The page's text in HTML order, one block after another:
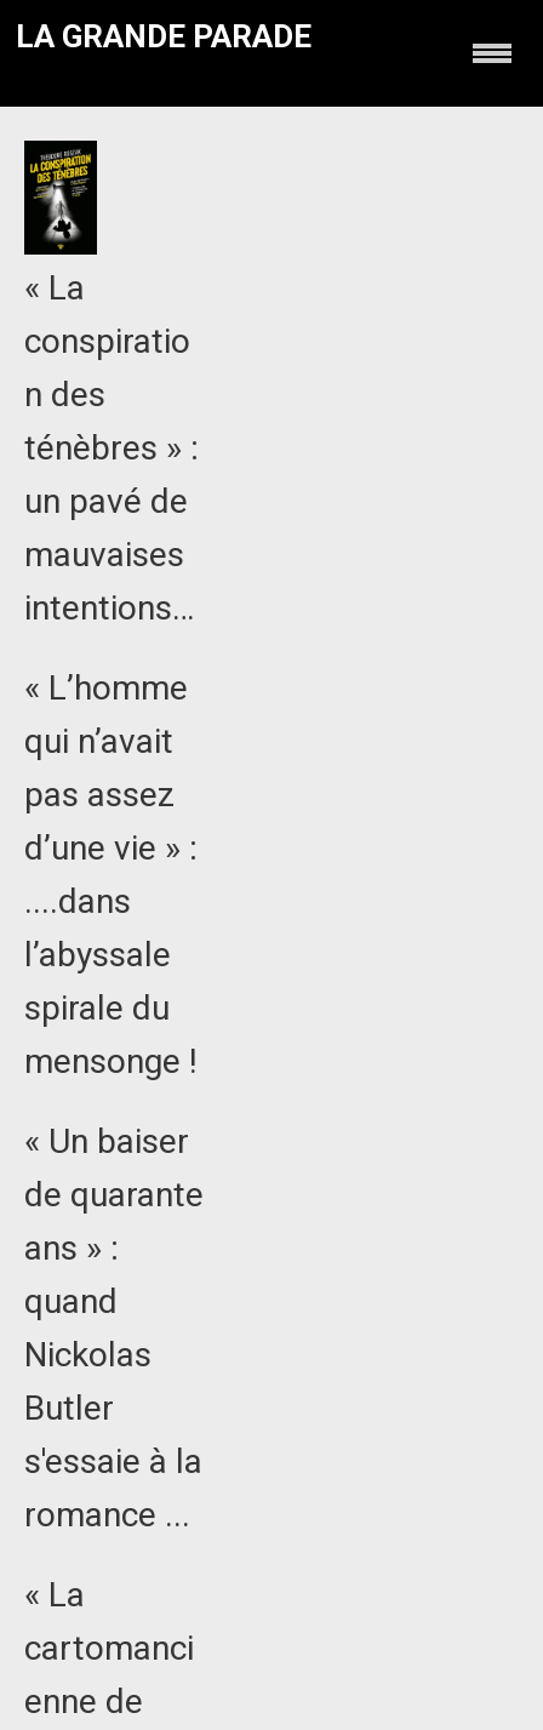
LA GRANDE PARADE
« La
conspiratio
n des
ténèbres » :
un pavé de
mauvaises
intentions…
« L’homme
qui n’avait
pas assez
d’une vie » :
....dans
l’abyssale
spirale du
mensonge !
« Un baiser
de quarante
ans » :
quand
Nickolas
Butler
s'essaie à la
romance ...
« La
cartomanci
enne de